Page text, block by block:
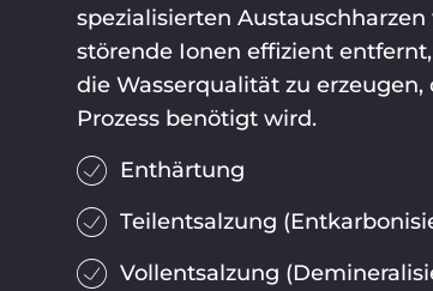
spezialisierten Austauschharzen
störende Ionen effizient
die Wasserqualität zu erzeugen,
Prozess benötigt wird.
Enthärtung
Teilentsalzung
Vollentsalzung